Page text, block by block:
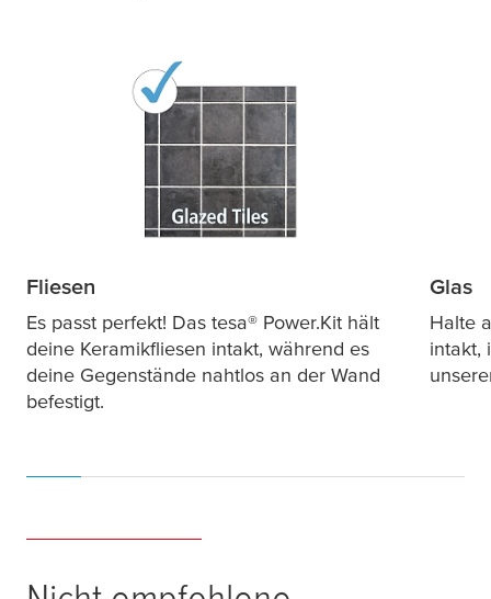
Fliesen
Es passt perfekt! Das tesa® Power.Kit hält
deine Keramikfliesen intakt, während es
deine Gegenstände nahtlos an der Wand
befestigt.
Glas
Halte
intakt,